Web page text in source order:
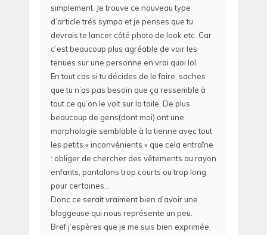
simplement. Je trouve ce nouveau type
d’article trés sympa et je penses que tu
devrais te lancer côté photo de look etc. Car
c’est beaucoup plus agréable de voir les
tenues sur une personne en vrai quoi lol.
En tout cas si tu décides de le faire, saches
que tu n’as pas besoin que ça ressemble à
tout ce qu’on le voit sur la toile. De plus
beaucoup de gens(dont moi) ont une
morphologie semblable à la tienne avec tout
les petits « inconvénients » que cela entraîne
: obliger de chercher des vêtements au rayon
enfants, pantalons trop courts ou trop long
pour certaines…
Donc ce serait vraiment bien d’avoir une
bloggeuse qui nous représente un peu.
Bref j’espères que je me suis bien exprimée,